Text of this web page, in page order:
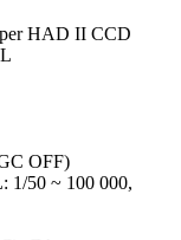
HAD II CCD
OFF)
1/50 ~ 100 000,